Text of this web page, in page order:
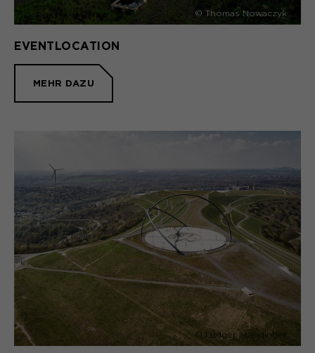
© Thomas Nowaczyk
EVENTLOCATION
MEHR DAZU
© Ludger Staudinger